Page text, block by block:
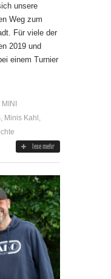
unsere
Weg zum
Für viele der
2019 und
einem Turnier
MINI
Minis Kahl
lese mehr